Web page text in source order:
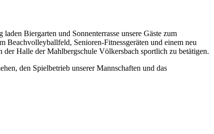
Biergarten und Sonnenterrasse unsere Gäste zum
Senioren-Fitnessgeräten und einem neu
Halle der Mahlbergschule Völkersbach sportlich zu betätigen.
den Spielbetrieb unserer Mannschaften und das